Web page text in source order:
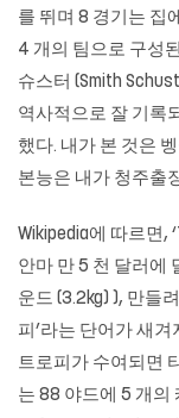
를 뛰며 8 경기는 집
4 개의 팀으로 구성
슈스터 (Smith
역사적으로 잘 기록
했다. 내가 본 것은
본능은 내가 청주출
Wikipedia에 따르면,
안마 만 5 천 달러에
운드 (3.2kg) ), 만들
피’라는 단어가 새
트로피가 수여되면
는 88 야드에 5 개의